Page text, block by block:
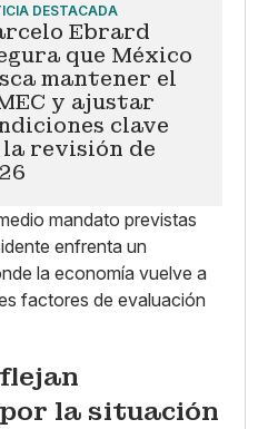
DESTACADA
Ebrard
que México
mantener el
y ajustar
clave
la revisión de
mandato previstas
enfrenta un
la economía vuelve a
factores de evaluación
la situación